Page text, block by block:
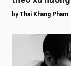
by Thai Khang Pham